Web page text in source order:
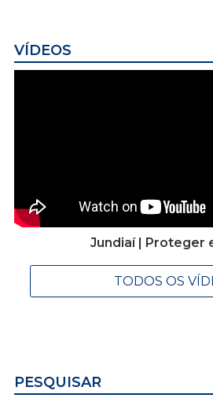
VÍDEOS
Jundiaí | Proteger
TODOS OS
PESQUISAR